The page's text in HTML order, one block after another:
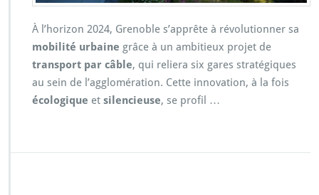
À l’horizon 2024, Grenoble s’apprête à révolutionner sa
mobilité urbaine grâce à un ambitieux projet de
transport par câble, qui reliera six gares stratégiques
au sein de l’agglomération. Cette innovation, à la fois
écologique et silencieuse, se profil …